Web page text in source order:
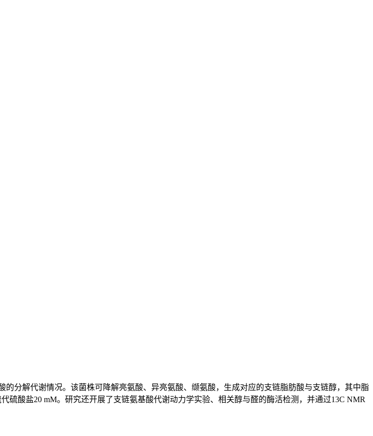
分解代谢情况。该菌株可降解亮氨酸、异亮氨酸、缬氨酸，生成对应的支链脂肪酸与支链醇，其中脂
硫酸盐20 mM。研究还开展了支链氨基酸代谢动力学实验、相关醇与醛的酶活检测，并通过13C NMR